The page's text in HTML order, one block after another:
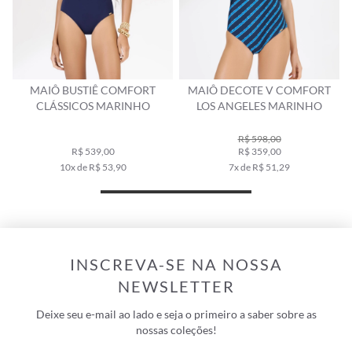
MAIÔ BUSTIÊ COMFORT
CLÁSSICOS MARINHO
R$ 539,00
10x de R$ 53,90
MAIÔ DECOTE V COMFORT
LOS ANGELES MARINHO
R$ 598,00
R$ 359,00
7x de R$ 51,29
INSCREVA-SE NA NOSSA
NEWSLETTER
Deixe seu e-mail ao lado e seja o primeiro a saber sobre as
nossas coleções!